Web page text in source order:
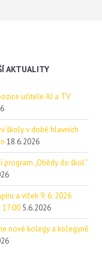
AKTUALITY
učitele AJ a TV
školy v době hlavních
18.6.2026
program „Obědy do škol“
a víček 9. 6. 2026
17:00 5.6.2026
nové kolegy a kolegyně